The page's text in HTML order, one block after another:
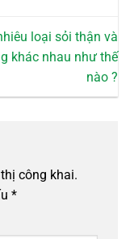
loại sỏi thận và
khác nhau như thế
nào ?
công khai.
*